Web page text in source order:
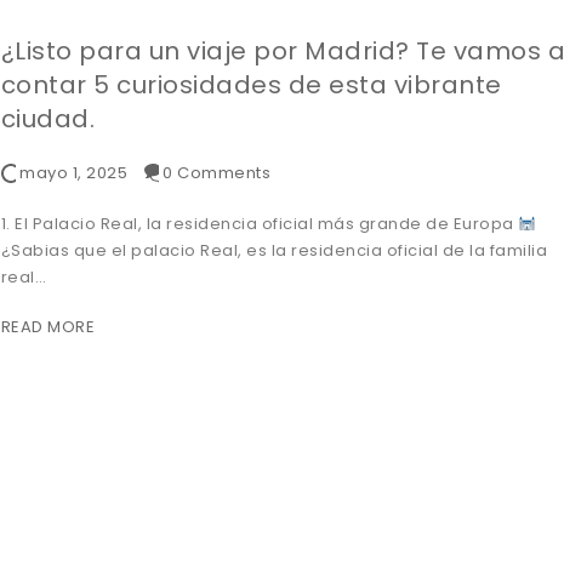
¿Listo para un viaje por Madrid? Te vamos a
contar 5 curiosidades de esta vibrante
ciudad.
mayo 1, 2025 0 Comments
1. El Palacio Real, la residencia oficial más grande de Europa
¿Sabias que el palacio Real, es la residencia oficial de la familia
real…
READ MORE